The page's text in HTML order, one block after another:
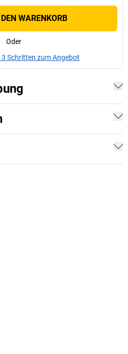
WARENKORB
Oder
3 Schritten zum Angebot